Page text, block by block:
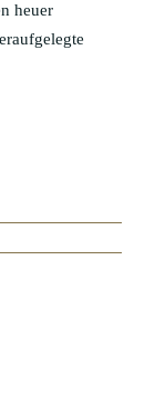
heuer